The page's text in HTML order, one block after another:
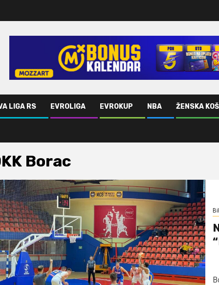
LIGA RS EVROLIGA EVROKUP NBA ŽENSKA
Borac